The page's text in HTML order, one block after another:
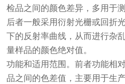
检品之间的颜色差异，多用于
后者一般采用衍射光栅或回折
下的反射率曲线，从而进行杂
量样品的颜色绝对值。
功能和适用范围。前者功能相
品之间的色差值，主要用于生